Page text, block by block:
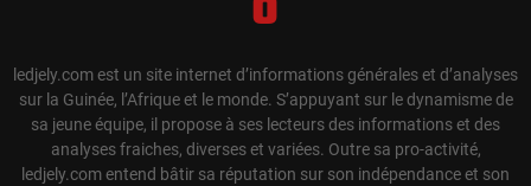
ledjely.com est un site internet d’informations générales et d’analyses
sur la Guinée, l’Afrique et le monde. S’appuyant sur le dynamisme de
sa jeune équipe, il propose à ses lecteurs des informations et des
analyses fraiches, diverses et variées. Outre sa pro-activité,
ledjely.com entend bâtir sa réputation sur son indépendance et son